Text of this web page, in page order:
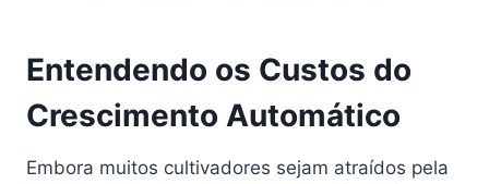
Entendendo os Custos do
Crescimento Automático
Embora muitos cultivadores sejam atraídos pela